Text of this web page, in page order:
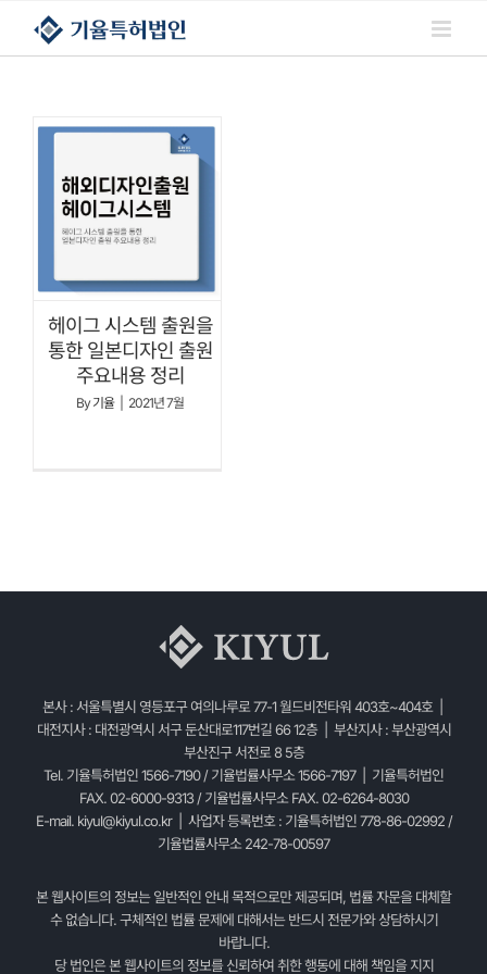
콘텐츠로
건너뛰기
헤이그 시스템 출원을
통한 일본디자인 출원
주요내용 정리
By기율 2021년 7월
본사 : 서울특별시 영등포구 여의나루로 77-1 월드비전타워 403호~404호 |
대전지사 : 대전광역시 서구 둔산대로117번길 66 12층 | 부산지사 : 부산광역시
부산진구 서전로 8 5층
Tel. 기율특허법인 1566-7190 / 기율법률사무소 1566-7197 | 기율특허법인
FAX. 02-6000-9313 / 기율법률사무소 FAX. 02-6264-8030
E-mail. kiyul@kiyul.co.kr| 사업자 등록번호 : 기율특허법인 778-86-02992 /
기율법률사무소 242-78-00597
본 웹사이트의 정보는 일반적인 안내 목적으로만 제공되며, 법률 자문을 대체할
수 없습니다. 구체적인 법률 문제에 대해서는 반드시 전문가와 상담하시기
바랍니다.
당 법인은 본 웹사이트의 정보를 신뢰하여 취한 행동에 대해 책임을 지지